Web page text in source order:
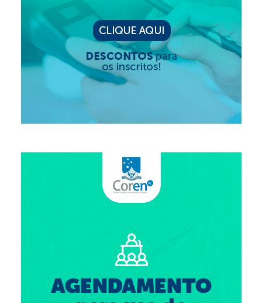
Editais e licitação
Eleições
Fiscalização
Responsabilidade Técnica
Legislações
Decisões
Desagravo Público
Suspensão do Exercício Profissional
Para Você